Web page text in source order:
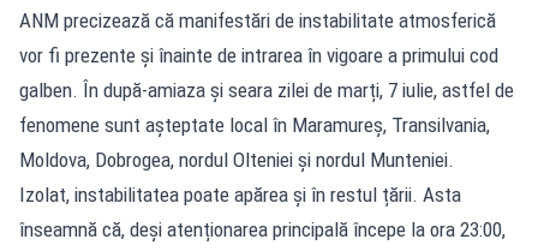
ANM precizează că manifestări de instabilitate atmosferică
vor fi prezente și înainte de intrarea în vigoare a primului cod
galben. În după-amiaza și seara zilei de marți, 7 iulie, astfel de
fenomene sunt așteptate local în Maramureș, Transilvania,
Moldova, Dobrogea, nordul Olteniei și nordul Munteniei.
Izolat, instabilitatea poate apărea și în restul țării. Asta
înseamnă că, deși atenționarea principală începe la ora 23:00,